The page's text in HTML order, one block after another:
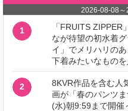
2026-08-08 ～
1
「FRUITS ZIPPER
なが待望の初水着
イ」でメリハリの
下着みたいなものを
2
8KVR作品を含む人
画が「春のパンツ
(水)朝9:59まで開催